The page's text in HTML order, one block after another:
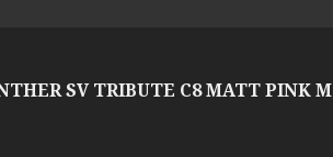
SV TRIBUTE C8 MATT PINK M